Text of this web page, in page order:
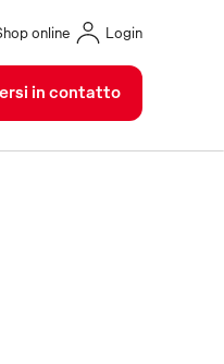
online Login
in contatto